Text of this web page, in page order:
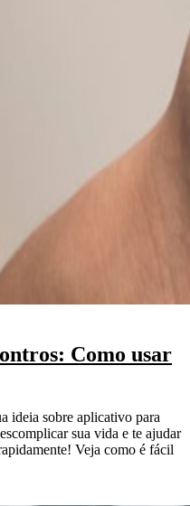
Como usar
ideia sobre aplicativo para
sua vida e te ajudar
Veja como é fácil